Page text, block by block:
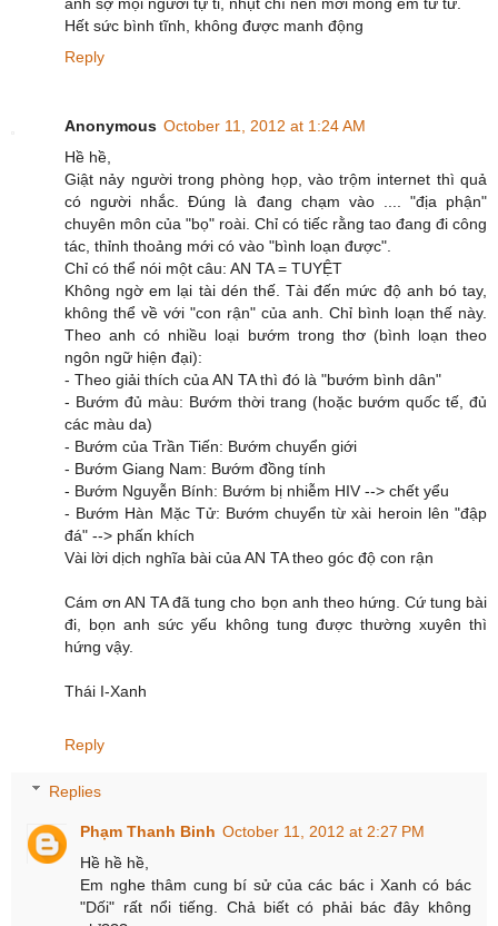
anh sợ mọi người tự ti, nhụt chí nên mới mong em từ từ.
Hết sức bình tĩnh, không được manh động
Reply
Anonymous October 11, 2012 at 1:24 AM
Hề hề,
Giật nảy người trong phòng họp, vào trộm internet thì quả
có người nhắc. Đúng là đang chạm vào .... "địa phận"
chuyên môn của "bọ" roài. Chỉ có tiếc rằng tao đang đi công
tác, thỉnh thoảng mới có vào "bình loạn được".
Chỉ có thể nói một câu: AN TA = TUYỆT
Không ngờ em lại tài dén thế. Tài đến mức độ anh bó tay,
không thể về với "con rận" của anh. Chỉ bình loạn thế này.
Theo anh có nhiều loại bướm trong thơ (bình loạn theo
ngôn ngữ hiện đại):
- Theo giải thích của AN TA thì đó là "bướm bình dân"
- Bướm đủ màu: Bướm thời trang (hoặc bướm quốc tế, đủ
các màu da)
- Bướm của Trần Tiến: Bướm chuyển giới
- Bướm Giang Nam: Bướm đồng tính
- Bướm Nguyễn Bính: Bướm bị nhiễm HIV --> chết yểu
- Bướm Hàn Mặc Tử: Bướm chuyển từ xài heroin lên "đập
đá" --> phấn khích
Vài lời dịch nghĩa bài của AN TA theo góc độ con rận
Cám ơn AN TA đã tung cho bọn anh theo hứng. Cứ tung bài
đi, bọn anh sức yếu không tung được thường xuyên thì
hứng vậy.
Thái I-Xanh
Reply
Replies
Phạm Thanh Binh October 11, 2012 at 2:27 PM
Hề hề hề,
Em nghe thâm cung bí sử của các bác i Xanh có bác
"Dối" rất nổi tiếng. Chả biết có phải bác đây không